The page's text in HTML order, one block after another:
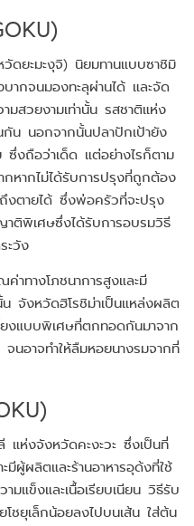
วัดยะมะงุจิ) นิยมทานแบบซาชิมิ
ากจนมองทะลุผ่านได้ และจัด
มสวยงามเท่านั้น รสชาติแห่ง
กัน นอกจากนั้นปลาปักเป้ายัง
ซึ่งถือว่าเด็ด แต่อย่างไรก็ตาม
กหากไม่ได้รับการปรุงที่ถูกต้อง
งตายได้ ซึ่งพ่อครัวที่จะปรุง
าติพิเศษซึ่งได้รับการอบรมวิธี
ะวัง
ค่าทางโภชนาการสูงและมี
น จังหวัดฮิโรชิม่าเป็นแหล่งผลิต
ยงแบบพิเศษที่ตกทอดกันมาจาก
นอาจทำให้ลืมหอยนางรมจากที่
แห่งจังหวัดคะงะวะ ซึ่งเป็นที่
ผู้ผลิตและร้านอาหารอุด้งที่ใช้
มแข็งและเนื้อเรียบเนียน วิธีรับ
โชยุเล็กน้อยลงไปบนเส้น ใส่ต้น